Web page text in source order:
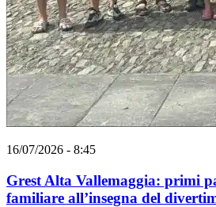
16/07/2026 - 8:45
Grest Alta Vallemaggia: primi
familiare all’insegna del